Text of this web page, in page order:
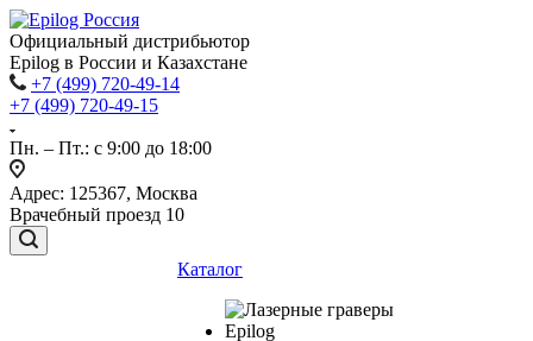
Официальный дистрибьютор
Epilog в России и Казахстане
+7 (499) 720-49-14
+7 (499) 720-49-15
Пн. – Пт.: с 9:00 до 18:00
Адрес: 125367, Москва
Врачебный проезд 10
Каталог